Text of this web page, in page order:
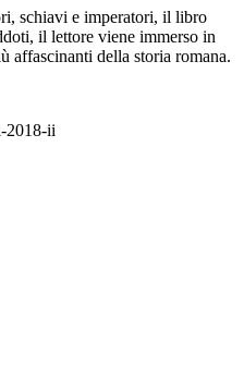
schiavi e imperatori, il libro
il lettore viene immerso in
affascinanti della storia romana.
2018-ii